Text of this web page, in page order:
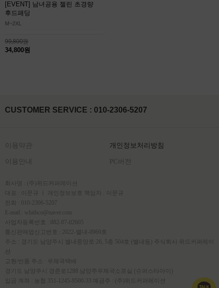
[EVENT] 남녀공용 젤린 초경량
후드패딩
M~2XL
99,800원
34,800원
CUSTOMER SERVICE : 010-2306-5207
이용약관 개인정보처리방침
이용안내 PC버전
회사명 : (주)위드커퍼레이션
대표 : 이문규 ㅣ 개인정보보호 책임자 : 이문규
전화 : 010-2306-5207
E-mail : whithco@naver.com
사업자등록번호 : 882-87-02605
통신판매업신고번호 : 2022-별내-0969호
주소 : 경기도 남양주시 별내중앙로 26, 5층 504호 (별내동) 주식회사 위드커퍼레이
션
교환/반품 주소 : 우체국택배
경기도 남양주시 경춘로1288 남양주우체국소포실 (슈퍼스타아이)
입금 계좌 : 농협 351-1245-9500-33 예금주 : (주)위드커퍼레이션